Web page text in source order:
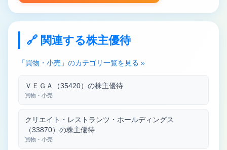
🔗 関連する株主優待
「買物・小売」のカテゴリ一覧を見る »
ＶＥＧＡ（35420）の株主優待
買物・小売
クリエイト・レストランツ・ホールディングス
（33870）の株主優待
買物・小売